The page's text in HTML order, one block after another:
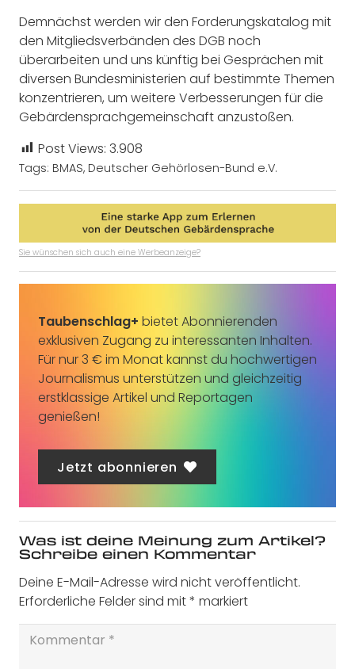
Demnächst werden wir den Forderungskatalog mit
den Mitgliedsverbänden des DGB noch
überarbeiten und uns künftig bei Gesprächen mit
diversen Bundesministerien auf bestimmte Themen
konzentrieren, um weitere Verbesserungen für die
Gebärdensprachgemeinschaft anzustoßen.
Post Views: 3.908
Tags: BMAS, Deutscher Gehörlosen-Bund e.V.
Sie wünschen sich auch eine Werbeanzeige?
Taubenschlag+ bietet Abonnierenden
exklusiven Zugang zu interessanten Inhalten.
Für nur 3 € im Monat kannst du hochwertigen
Journalismus unterstützen und gleichzeitig
erstklassige Artikel und Reportagen
genießen!
Jetzt abonnieren
Was ist deine Meinung zum Artikel?
Schreibe einen Kommentar
Deine E-Mail-Adresse wird nicht veröffentlicht.
Erforderliche Felder sind mit* markiert